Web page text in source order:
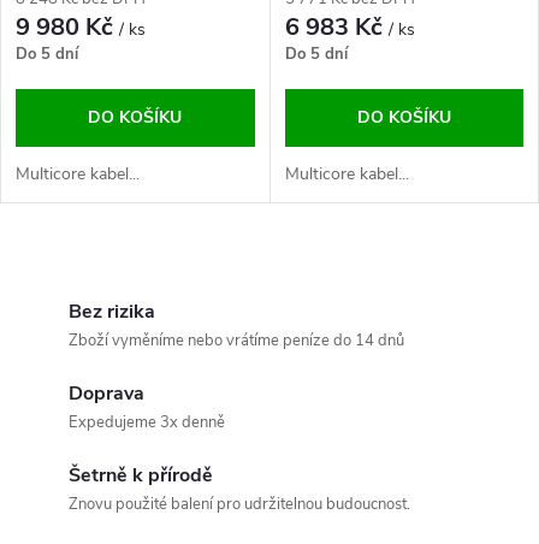
9 980 Kč/ ks
Do 5 dní
DO KOŠÍKU
Multicore kabel...
6 983 Kč/ ks
Do 5 dní
DO KOŠÍKU
Multicore kabel...
Bez rizika
Zboží vyměníme nebo vrátíme peníze do 14 dnů
Doprava
Expedujeme 3x denně
Šetrně k přírodě
Znovu použité balení pro udržitelnou budoucnost.